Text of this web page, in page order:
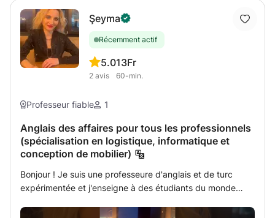
Şeyma
Récemment actif
5.0
2 avis
13Fr
60-min.
Professeur fiable 1
Anglais des affaires pour tous les professionnels
(spécialisation en logistique, informatique et
conception de mobilier)
Bonjour ! Je suis une professeure d'anglais et de turc
expérimentée et j'enseigne à des étudiants du monde
d'anglais des affaires, d'anglais académique, de